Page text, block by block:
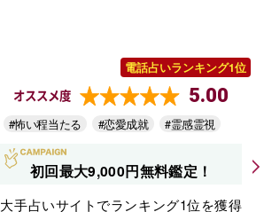
電話占いランキング1位
オススメ度 5.00
#怖い程当たる #恋愛成就 #霊感霊視
初回最大9,000円無料鑑定！
大手占いサイトでランキング1位を獲得